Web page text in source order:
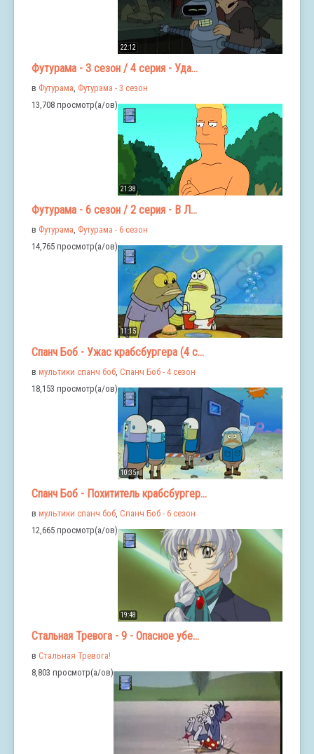
22:12
Футурама - 3 сезон / 4 серия - Уда...
в Футурама Футурама - 3 сезон
13,708 просмотр(а/ов)
21:38
Футурама - 6 сезон / 2 серия - В Л...
в Футурама, Футурама - 6 сезон
14,765 просмотр(а/ов)
11:15
Спанч Боб - Ужас крабсбургера (4 с...
в мультики спанч боб Спанч Боб - 4 сезон
18,153 просмотр(а/ов)
10:35
Спанч Боб - Похититель крабсбургер...
в мультики спанч боб, Спанч Боб - 6 сезон
12,665 просмотр(а/ов)
19:48
Стальная Тревога - 9 - Опасное убе...
в Стальная Тревога!
8,803 просмотр(а/ов)